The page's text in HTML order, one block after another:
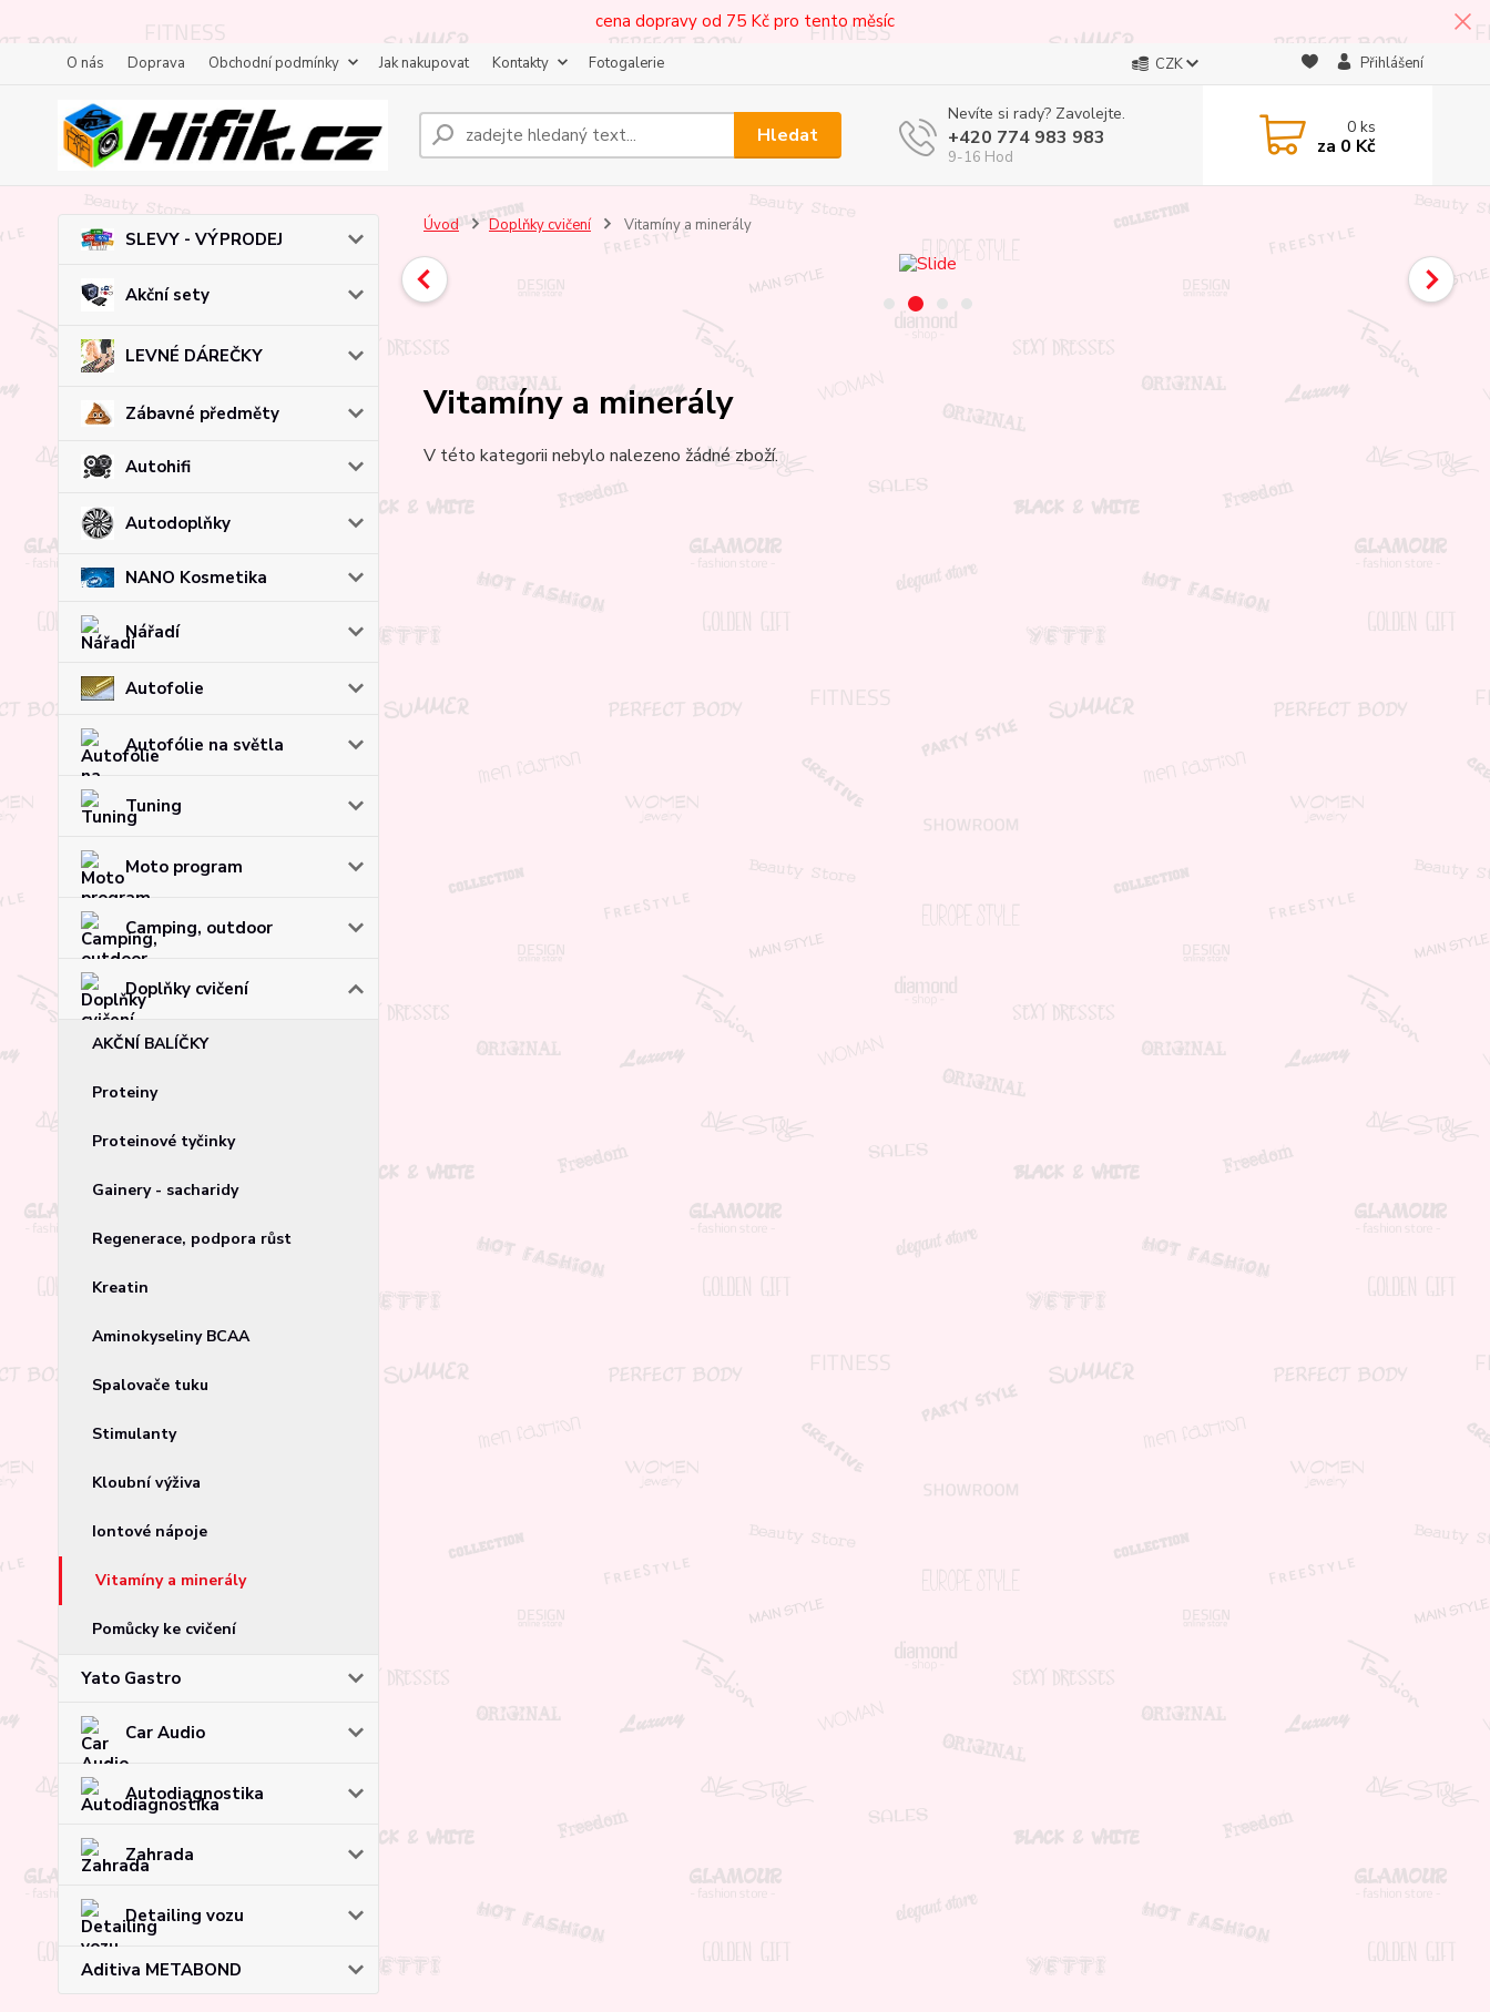
cena dopravy od 75 Kč pro tento měsíc
O nás Doprava Obchodní podmínky Jak nakupovat Kontakty Fotogalerie CZK Přihlášení
Hledat
Nevíte si rady? Zavolejte.
+420 774 983 983
9-16 Hod
0ks
za 0 Kč
SLEVY - VÝPRODEJ
Akční sety
LEVNÉ DÁREČKY
Zábavné předměty
Autohifi
Autodoplňky
NANO Kosmetika
Nářadí
Autofolie
Autofólie na světla
Tuning
Moto program
Camping, outdoor
Doplňky cvičení
AKČNÍ BALÍČKY
Proteiny
Proteinové tyčinky
Gainery - sacharidy
Regenerace, podpora růst
Kreatin
Aminokyseliny BCAA
Spalovače tuku
Stimulanty
Kloubní výživa
Iontové nápoje
Vitamíny a minerály
Pomůcky ke cvičení
Yato Gastro
Car Audio
Autodiagnostika
Zahrada
Detailing vozu
Aditiva METABOND
Úvod Doplňky cvičení Vitamíny a minerály
Vitamíny a minerály
V této kategorii nebylo nalezeno žádné zboží.